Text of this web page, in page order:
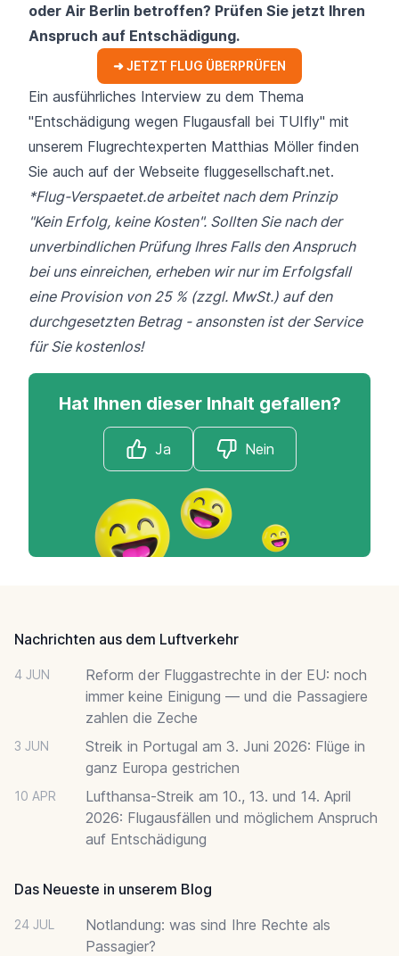
oder Air Berlin betroffen? Prüfen Sie jetzt Ihren
Anspruch auf Entschädigung.
➜ JETZT FLUG ÜBERPRÜFEN
Ein ausführliches Interview zu dem Thema
"Entschädigung wegen Flugausfall bei TUIfly" mit
unserem Flugrechtexperten Matthias Möller finden
Sie auch auf der Webseite fluggesellschaft.net.
*Flug-Verspaetet.de arbeitet nach dem Prinzip
"Kein Erfolg, keine Kosten". Sollten Sie nach der
unverbindlichen Prüfung Ihres Falls den Anspruch
bei uns einreichen, erheben wir nur im Erfolgsfall
eine Provision von 25 % (zzgl. MwSt.) auf den
durchgesetzten Betrag - ansonsten ist der Service
für Sie kostenlos!
Hat Ihnen dieser Inhalt gefallen?
Ja Nein
Nachrichten aus dem Luftverkehr
4 JUN
Reform der Fluggastrechte in der EU: noch
immer keine Einigung — und die Passagiere
zahlen die Zeche
3 JUN
Streik in Portugal am 3. Juni 2026: Flüge in
ganz Europa gestrichen
10 APR
Lufthansa-Streik am 10., 13. und 14. April
2026: Flugausfällen und möglichem Anspruch
auf Entschädigung
Das Neueste in unserem Blog
24 JUL
Notlandung: was sind Ihre Rechte als
Passagier?